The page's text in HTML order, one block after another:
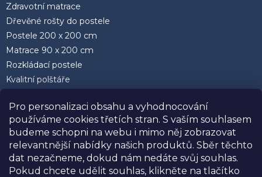
Pro personalizaci obsahu a vyhodnocování
používáme cookies třetích stran. S vaším souhlasem
budeme schopni na webu i mimo něj zobrazovat
relevantnější nabídky našich produktů. Sběr těchto
dat nezačneme, dokud nám nedáte svůj souhlas.
Pokud chcete udělit souhlas, klikněte na tlačítko
Zdravotní matrace
Dřevěné rošty do postele
Postele 200 x 200 cm
Matrace 90 x 200 cm
Rozkládací postele
Kvalitní polštáře
Facebook